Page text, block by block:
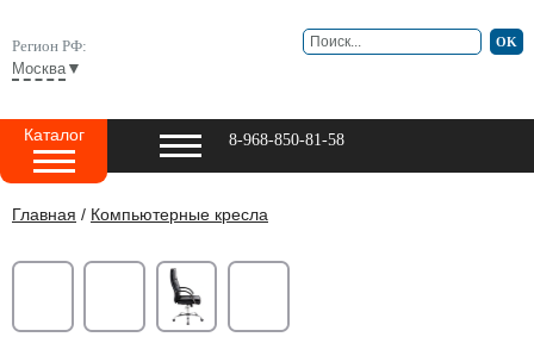
Регион РФ:
Москва ▼
Каталог 8-968-850-81-58
Главная / Компьютерные кресла